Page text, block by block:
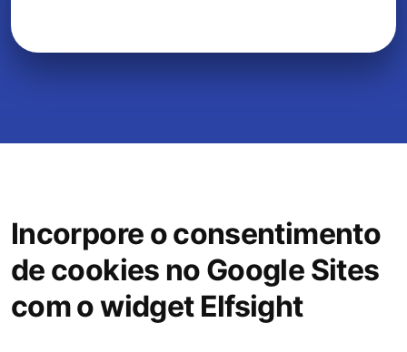
Incorpore o consentimento
de cookies no Google Sites
com o widget Elfsight